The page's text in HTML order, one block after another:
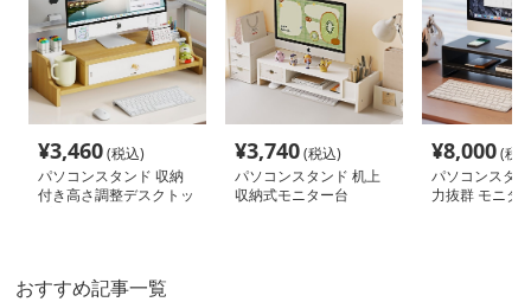
¥3,460(税込)
パソコンスタンド 収納
付き高さ調整デスクトッ
¥3,740(税込)
パソコンスタンド 机上
収納式モニター台
¥8,000(税
パソコンスタ
力抜群 モニタ
おすすめ記事一覧